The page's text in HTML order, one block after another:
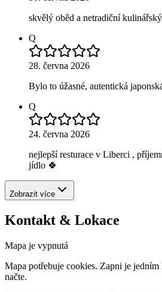
skvělý oběd a netradiční
Q
28. června 2026
Bylo to úžasné, autentická
Q
24. června 2026
nejlepší resturace v Liberci ,
jídlo 🍀
Zobrazit více
Kontakt & Lokace
Mapa je vypnutá
Mapa potřebuje cookies. Zapni je
načte.